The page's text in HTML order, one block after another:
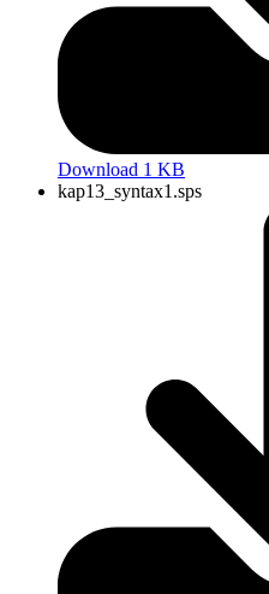
Download 1 KB
kap13_syntax1.sps